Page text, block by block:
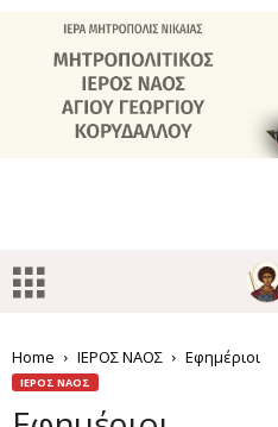
Home ΙΕΡΟΣ ΝΑΟΣ Εφημέριοι
ΙΕΡΟΣ ΝΑΟΣ